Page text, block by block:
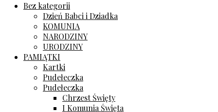
Bez kategorii
Dzień Babci i Dziadka
KOMUNIA
NARODZINY
URODZINY
PAMIĄTKI
Kartki
Pudełeczka
Pudełeczka
Chrzest Święty
I Komunia Święta